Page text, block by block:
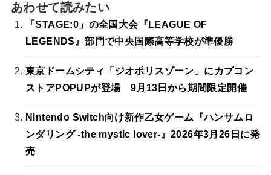
あわせて読みたい
「STAGE:0」の全国大会『LEAGUE OF
LEGENDS』部門で中央国際高等学校が準優勝
東京ドームシティ「ジオポリスゾーン」にカプコン
ストアPOPUPが登場 9月13日から期間限定開催
Nintendo Switch向け新作乙女ゲーム『ハンサムロ
ンダリング -the mystic lover-』2026年3月26日に発
売